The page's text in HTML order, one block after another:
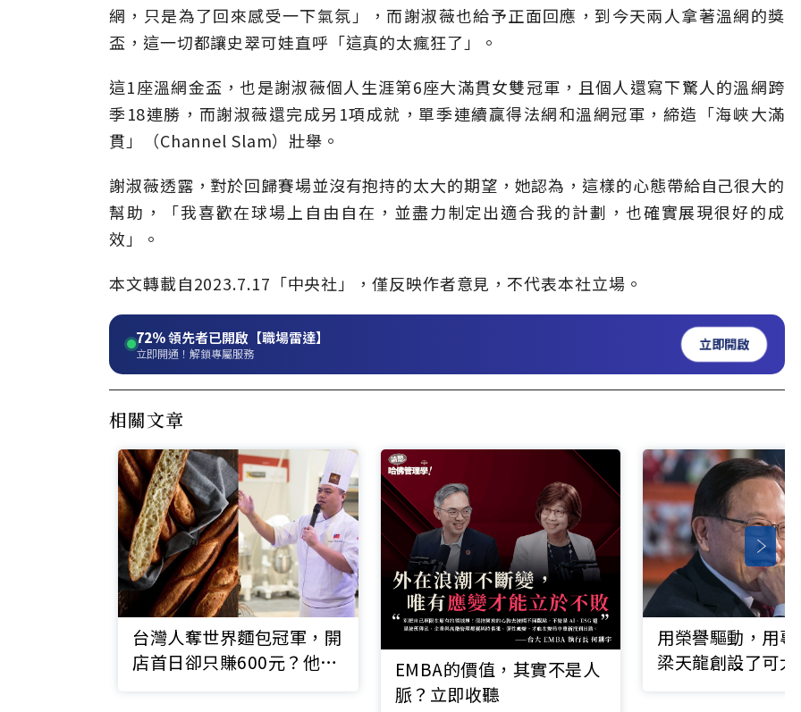
網，只是為了回來感受一下氣氛」，而謝淑薇也給予正面回應，到今天兩人拿著溫網的獎
盃，這一切都讓史翠可娃直呼「這真的太瘋狂了」。
這1座溫網金盃，也是謝淑薇個人生涯第6座大滿貫女雙冠軍，且個人還寫下驚人的溫網跨
季18連勝，而謝淑薇還完成另1項成就，單季連續贏得法網和溫網冠軍，締造「海峽大滿
貫」（Channel Slam）壯舉。
謝淑薇透露，對於回歸賽場並沒有抱持的太大的期望，她認為，這樣的心態帶給自己很大的
幫助，「我喜歡在球場上自由自在，並盡力制定出適合我的計劃，也確實展現很好的成
效」。
本文轉載自2023.7.17 「中央社」 ，僅反映作者意見，不代表本社立場。
72%領先者已開啟【職場雷達】
立即開通！解鎖專屬服務
立即開啟
相關文章
台灣人奪世界麵包冠軍，開
店首日卻只賺600元？他拚
EMBA的價值，其實不是人
脈？立即收聽
用榮譽驅動，用
梁天龍創設了可